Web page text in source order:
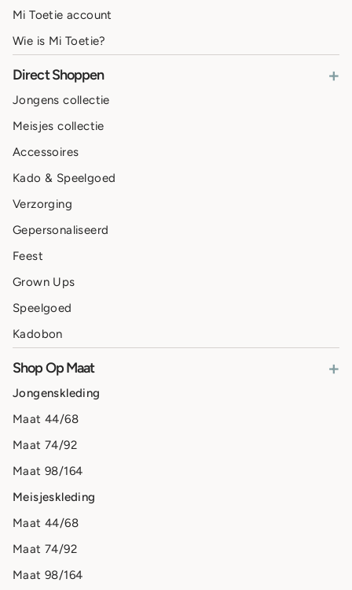
Mi Toetie account
Wie is Mi Toetie?
Direct Shoppen +
Jongens collectie
Meisjes collectie
Accessoires
Kado & Speelgoed
Verzorging
Gepersonaliseerd
Feest
Grown Ups
Speelgoed
Kadobon
Shop Op Maat +
Jongenskleding
Maat 44/68
Maat 74/92
Maat 98/164
Meisjeskleding
Maat 44/68
Maat 74/92
Maat 98/164